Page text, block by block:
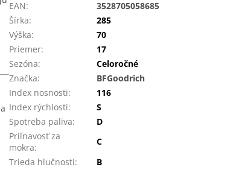
EAN:
3528705058685
Šírka:
285
Výška:
70
Priemer:
17
Sezóna:
Celoročné
Značka:
BFGoodrich
Index nosnosti:
116
Index rýchlosti:
S
Spotreba paliva:
D
Priľnavosť za
mokra:
C
Trieda hlučnosti:
B